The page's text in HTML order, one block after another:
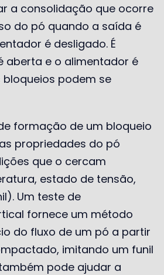
a consolidação que ocorre
do pó quando a saída é
é desligado. É
aberta e o alimentador é
podem se
formação de um bloqueio
propriedades do pó
que o cercam
estado de tensão,
Um teste de
fornece um método
do fluxo de um pó a partir
imitando um funil
pode ajudar a